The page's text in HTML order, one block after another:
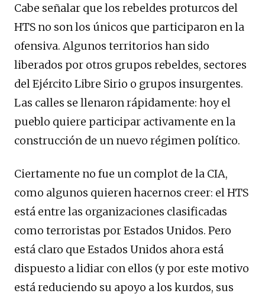
Cabe señalar que los rebeldes proturcos del
HTS no son los únicos que participaron en la
ofensiva. Algunos territorios han sido
liberados por otros grupos rebeldes, sectores
del Ejército Libre Sirio o grupos insurgentes.
Las calles se llenaron rápidamente: hoy el
pueblo quiere participar activamente en la
construcción de un nuevo régimen político.
Ciertamente no fue un complot de la CIA,
como algunos quieren hacernos creer: el HTS
está entre las organizaciones clasificadas
como terroristas por Estados Unidos. Pero
está claro que Estados Unidos ahora está
dispuesto a lidiar con ellos (y por este motivo
está reduciendo su apoyo a los kurdos, sus